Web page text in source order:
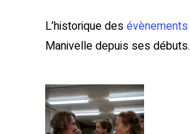
L’historique desévènements
Manivelle depuis ses débuts.